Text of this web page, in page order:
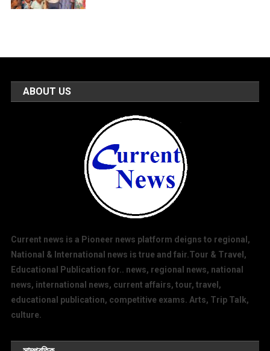
ABOUT US
Current news is a Pioneer news platform deigns to regional,
National & International news is true and fair.Tour & Travel,
Educational Publication for.. news, regional news, national
news, international news, current affairs, tour, travel,
educational publication, competitive exams. Arts, Trip Talk,
culture.